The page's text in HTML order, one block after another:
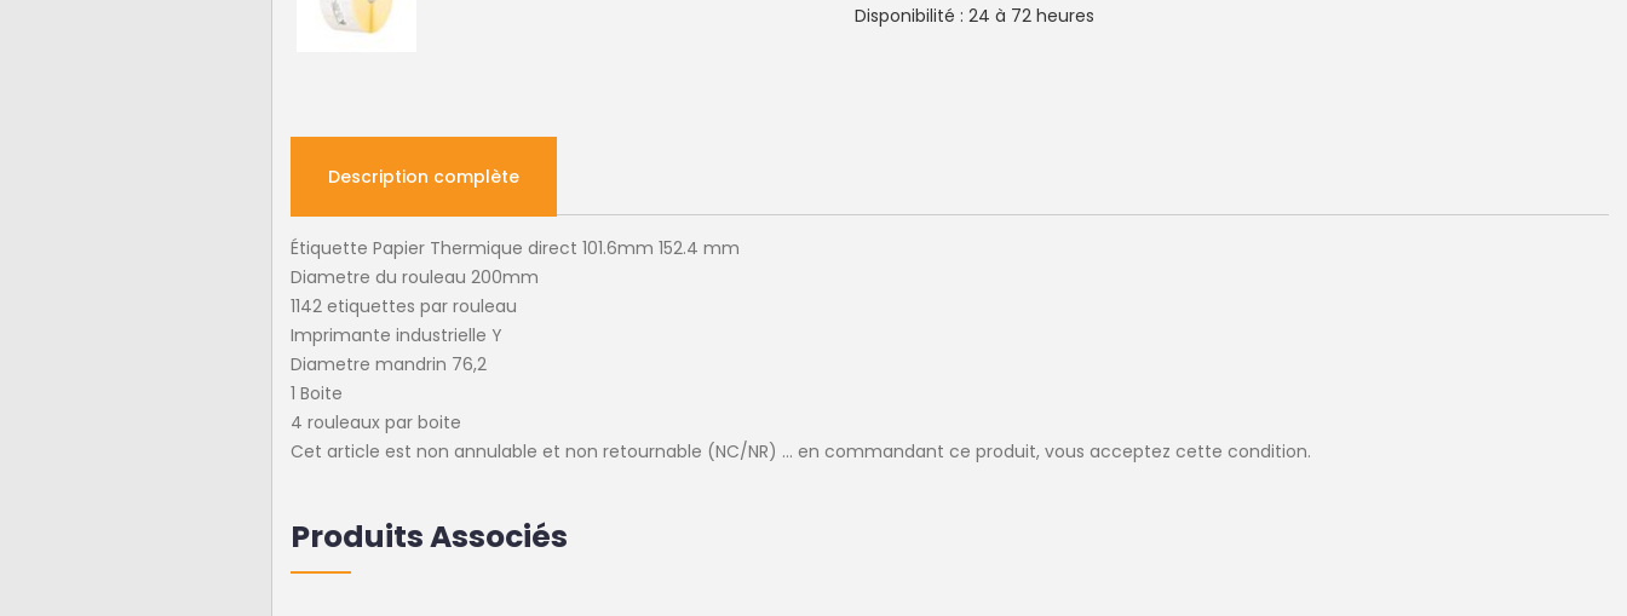
Disponibilité : 24 à 72 heures
Description complète
Étiquette Papier Thermique direct 101.6mm 152.4 mm
Diametre du rouleau 200mm
1142 etiquettes par rouleau
Imprimante industrielle Y
Diametre mandrin 76,2
1 Boite
4 rouleaux par boite
Cet article est non annulable et non retournable (NC/NR) ... en commandant ce produit, vous acceptez cette condition.
Produits Associés